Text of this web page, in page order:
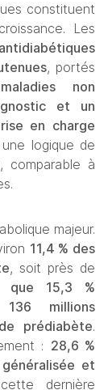
constituent
non
et un
en charge
logique de
comparable à
majeur.
11,4 % des
que 15,3 %
millions
prédiabète.
: 28,6 %
et
dernière